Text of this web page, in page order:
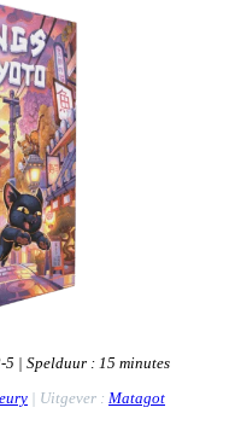
5 | Spelduur : 15 minutes
| Uitgever : Matagot